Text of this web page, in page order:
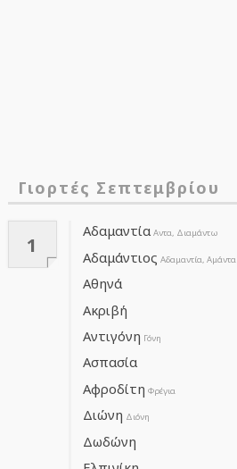
Γιορτές Σεπτεμβρίου
1
Αδαμαντία Αντα, Διαμάντω
Αδαμάντιος Αδαμαντία, Αμάντα
Αθηνά
Ακριβή
Αντιγόνη Γόνη
Ασπασία
Αφροδίτη Φρέγια
Διώνη Διόνη
Δωδώνη